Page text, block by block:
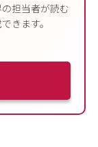
担当者が読む
きます。